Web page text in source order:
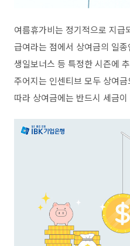
여름휴가비는 정기적으로 지
급여라는 점에서 상여금의 일
생일보너스 등 특정한 시즌에
주어지는 인센티브 모두 상여
따라 상여금에는 반드시 세금